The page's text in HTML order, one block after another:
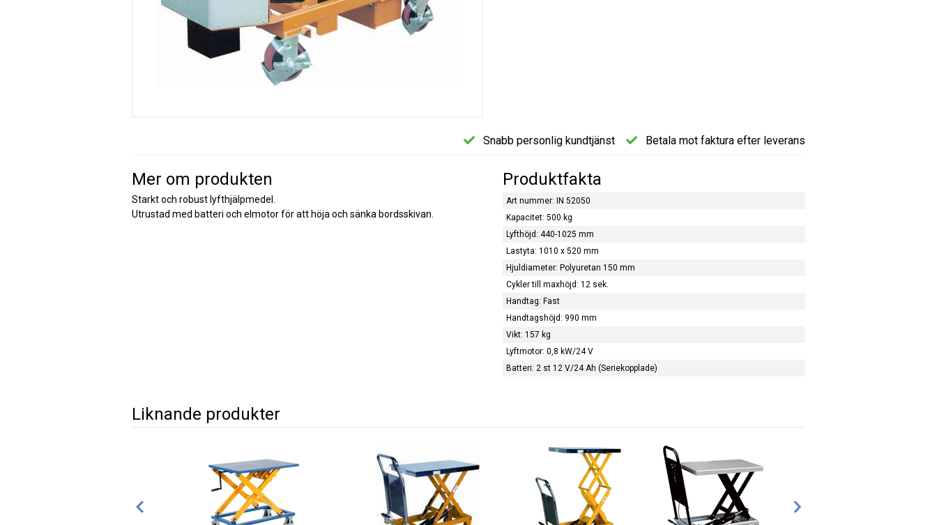
Snabb personlig kundtjänst Betala mot faktura efter leverans
Mer om produkten
Starkt och robust lyfthjälpmedel.
Utrustad med batteri och elmotor för att höja och sänka bordsskivan.
Produktfakta
Art nummer: IN 52050
Kapacitet: 500 kg
Lyfthöjd: 440-1025 mm
Lastyta: 1010 x 520 mm
Hjuldiameter: Polyuretan 150 mm
Cykler till maxhöjd: 12 sek.
Handtag: Fast
Handtagshöjd: 990 mm
Vikt: 157 kg
Lyftmotor: 0,8 kW/24 V
Batteri: 2 st 12 V/24 Ah (Seriekopplade)
Liknande produkter